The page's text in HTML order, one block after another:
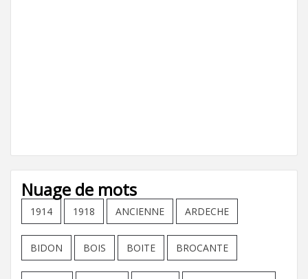
Nuage de mots
1914 1918 ANCIENNE ARDECHE
BIDON BOIS BOITE BROCANTE